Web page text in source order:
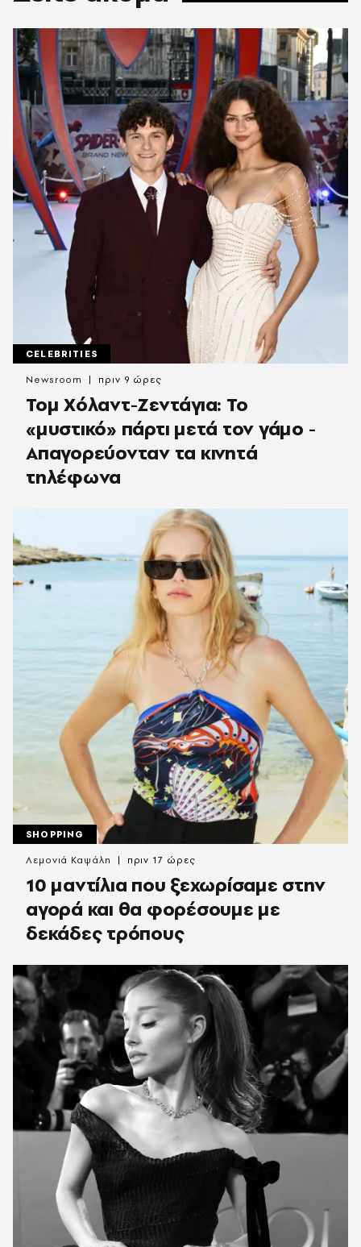
CELEBRITIES
Τομ Χόλαντ-Ζεντάγια: Το
«μυστικό» πάρτι μετά τον γάμο -
Απαγορεύονταν τα κινητά
τηλέφωνα
Newsroom πριν 9 ώρες
SHOPPING
10 μαντίλια που ξεχωρίσαμε στην
αγορά και θα φορέσουμε με
δεκάδες τρόπους
Λεμονιά Καψάλη πριν 17 ώρες